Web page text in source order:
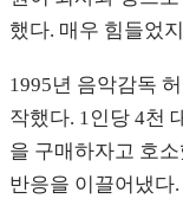
했다. 매우 힘들었
1995년 음악감독
작했다. 1인당 4천
을 구매하자고 호
반응을 이끌어냈다